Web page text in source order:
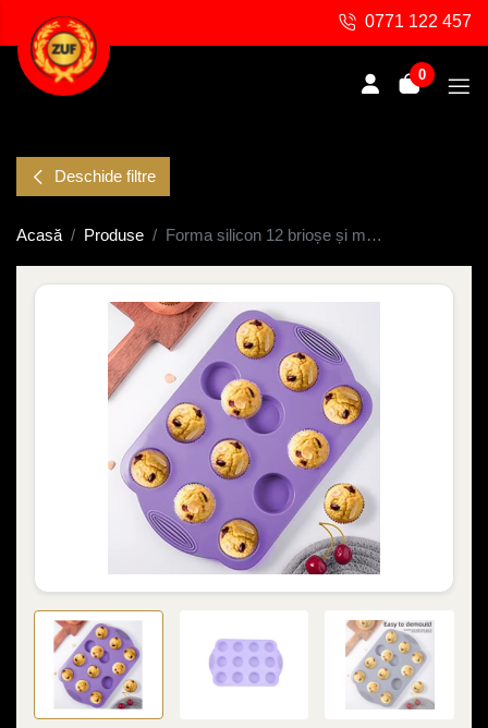
0771 122 457
0
Deschide filtre
Acasă Produse Forma silicon 12 brioșe și mini tarte